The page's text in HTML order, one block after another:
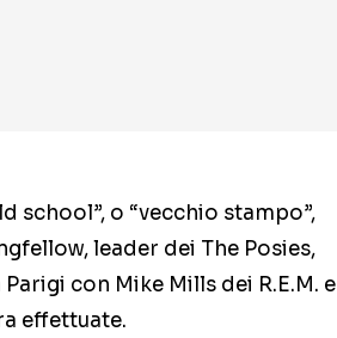
school”, o “vecchio stampo”,
leader dei The Posies,
con Mike Mills dei R.E.M. e
effettuate.